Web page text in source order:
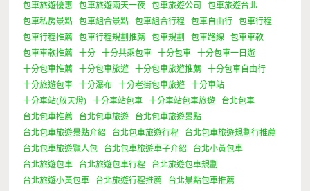
包車旅遊優惠
包車旅遊兩天一夜 包車旅遊公司
包車旅遊台北
包車私房景點
包車組合景點 包車組合行程 包車自由行
包車行程
包車行程推薦
包車行程規劃推薦 包車規劃 包車路線
包車車款
包車車款推薦
十分 十分共乘包車 十分包車
十分包車一日遊
十分包車推薦
十分包車旅遊 十分包車旅遊推薦
十分包車自由行
十分旅遊包車
十分瀑布 十分老街包車旅遊
十分車站
十分車站(放天燈)
十分車站包車 十分車站包車旅遊
台北包車
台北包車推薦
台北包車旅遊
台北包車旅遊景點
台北包車旅遊景點介紹
台北包車旅遊行程
台北包車旅遊規劃行推薦
台北包車旅遊覽人包
台北包車旅遊車子介紹
台北小黃包車
台北旅遊包車
台北旅遊包車行程
台北旅遊包車規劃
台北旅遊小黃包車
台北旅遊行程推薦
台北景點包車推薦